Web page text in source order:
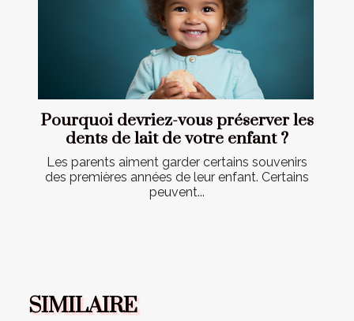
Pourquoi devriez-vous préserver les
dents de lait de votre enfant ?
Les parents aiment garder certains souvenirs
des premières années de leur enfant. Certains
peuvent...
SIMILAIRE